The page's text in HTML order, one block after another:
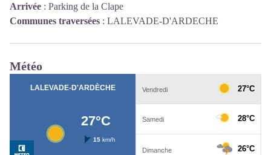
Arrivée : Parking de la Clape
Communes traversées : LALEVADE-D'ARDECHE
Météo